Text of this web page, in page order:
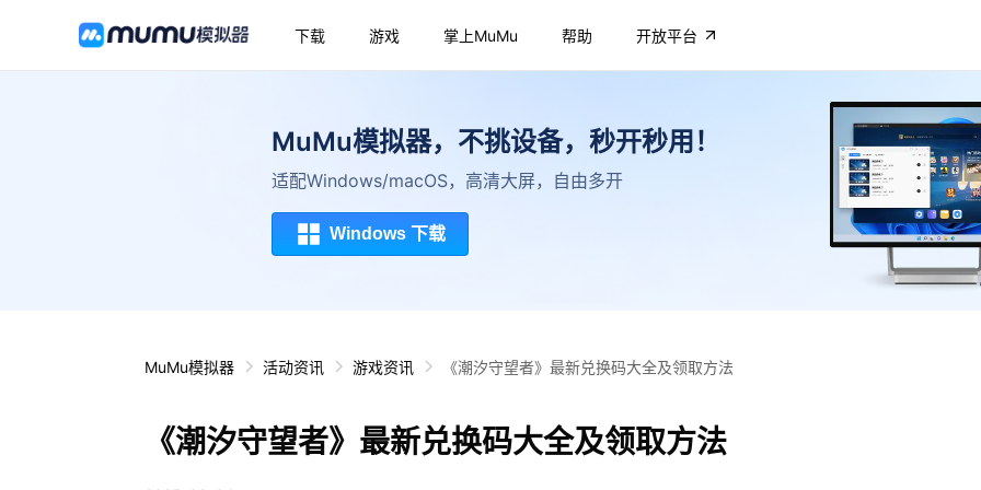
下载 游戏 掌上MuMu 帮助 开放平台
MuMu模拟器，不挑设备，秒开秒用！
适配Windows/macOS，高清大屏，自由多开
Windows 下载
MuMu模拟器 活动资讯 游戏资讯 《潮汐守望者》最新兑换码大全及领取方法
《潮汐守望者》最新兑换码大全及领取方法